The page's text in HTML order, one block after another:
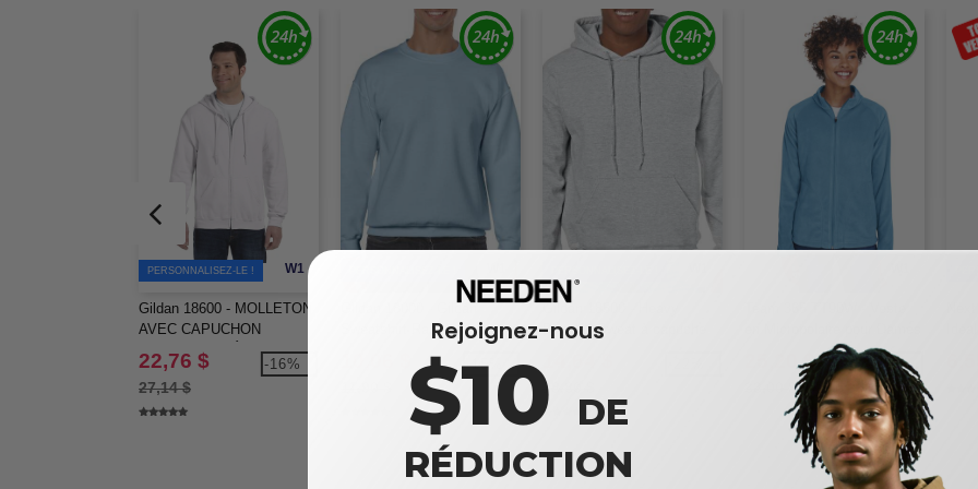
W1
PERSONNALISEZ-LE !
Gildan 18600 - MOLLETON
AVEC CAPUCHON
FERMETURE ÉCLAIR 8 oz.
22,76 $
27,14 $
-16%
Gildan 18000 - Gildan
Sweatshirt Ras du Cou en
-15%
Gildan 18500 - Heavy
Blend™ Sweat à capuche
18,80 $
25,20 $
33,00 $
-25%
Rejoignez-nous
$10 DE
RÉDUCTION